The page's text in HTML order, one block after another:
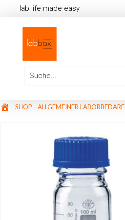
lab life made easy
- SHOP - ALLGEMEINER LABORBEDARF